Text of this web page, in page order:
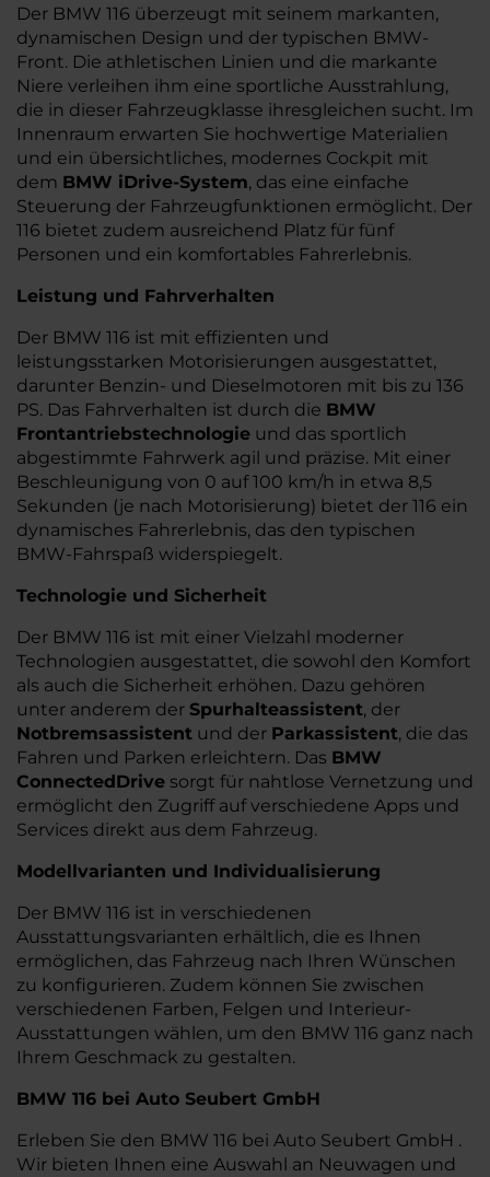
Der BMW 116 überzeugt mit seinem markanten,
dynamischen Design und der typischen BMW-
Front. Die athletischen Linien und die markante
Niere verleihen ihm eine sportliche Ausstrahlung,
die in dieser Fahrzeugklasse ihresgleichen sucht. Im
Innenraum erwarten Sie hochwertige Materialien
und ein übersichtliches, modernes Cockpit mit
dem BMW iDrive-System, das eine einfache
Steuerung der Fahrzeugfunktionen ermöglicht. Der
116 bietet zudem ausreichend Platz für fünf
Personen und ein komfortables Fahrerlebnis.
Leistung und Fahrverhalten
Der BMW 116 ist mit effizienten und
leistungsstarken Motorisierungen ausgestattet,
darunter Benzin- und Dieselmotoren mit bis zu 136
PS. Das Fahrverhalten ist durch die BMW
Frontantriebstechnologie und das sportlich
abgestimmte Fahrwerk agil und präzise. Mit einer
Beschleunigung von 0 auf 100 km/h in etwa 8,5
Sekunden (je nach Motorisierung) bietet der 116 ein
dynamisches Fahrerlebnis, das den typischen
BMW-Fahrspaß widerspiegelt.
Technologie und Sicherheit
Der BMW 116 ist mit einer Vielzahl moderner
Technologien ausgestattet, die sowohl den Komfort
als auch die Sicherheit erhöhen. Dazu gehören
unter anderem der Spurhalteassistent, der
Notbremsassistent und der Parkassistent, die das
Fahren und Parken erleichtern. Das BMW
ConnectedDrive sorgt für nahtlose Vernetzung und
ermöglicht den Zugriff auf verschiedene Apps und
Services direkt aus dem Fahrzeug.
Modellvarianten und Individualisierung
Der BMW 116 ist in verschiedenen
Ausstattungsvarianten erhältlich, die es Ihnen
ermöglichen, das Fahrzeug nach Ihren Wünschen
zu konfigurieren. Zudem können Sie zwischen
verschiedenen Farben, Felgen und Interieur-
Ausstattungen wählen, um den BMW 116 ganz nach
Ihrem Geschmack zu gestalten.
BMW 116 bei Auto Seubert GmbH
Erleben Sie den BMW 116 bei Auto Seubert GmbH .
Wir bieten Ihnen eine Auswahl an Neuwagen und